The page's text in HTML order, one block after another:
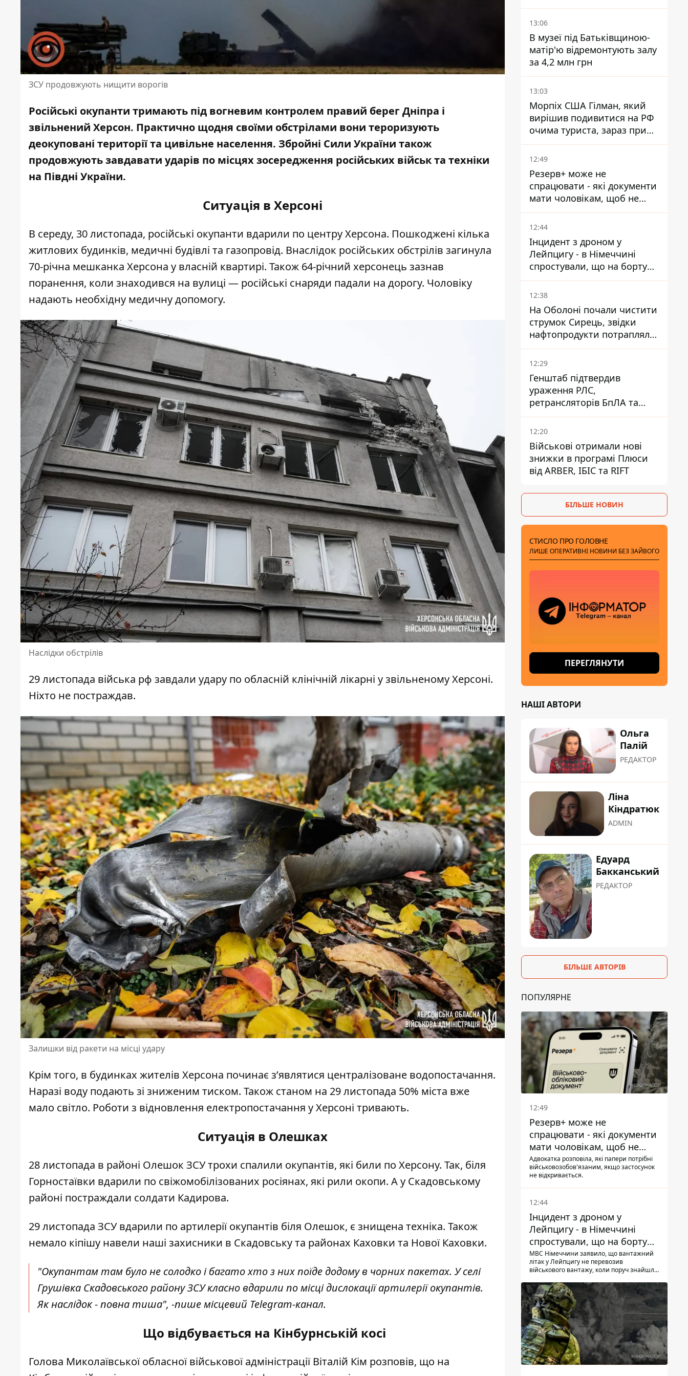
ЗСУ продовжують нищити ворогів
Російські окупанти тримають під вогневим контролем правий берег Дніпра і
звільнений Херсон. Практично щодня своїми обстрілами вони тероризують
деокуповані території та цивільне населення. Збройні Сили України також
продовжують завдавати ударів по місцях зосередження російських військ та техніки
на Півдні України.
Ситуація в Херсоні
В середу, 30 листопада, російські окупанти вдарили по центру Херсона. Пошкоджені кілька
житлових будинків, медичні будівлі та газопровід. Внаслідок російських обстрілів загинула
70-річна мешканка Херсона у власній квартирі. Також 64-річний херсонець зазнав
поранення, коли знаходився на вулиці — російські снаряди падали на дорогу. Чоловіку
надають необхідну медичну допомогу.
Наслідки обстрілів
29 листопада війська рф завдали удару по обласній клінічній лікарні у звільненому Херсоні.
Ніхто не постраждав.
Залишки від ракети на місці удару
Крім того, в будинках жителів Херсона починає з’являтися централізоване водопостачання.
Наразі воду подають зі зниженим тиском. Також станом на 29 листопада 50% міста вже
мало світло. Роботи з відновлення електропостачання у Херсоні тривають.
Ситуація в Олешках
28 листопада в районі Олешок ЗСУ трохи спалили окупантів, які били по Херсону. Так, біля
Горностаївки вдарили по свіжомобілізованих росіянах, які рили окопи. А у Скадовському
районі постраждали солдати Кадирова.
29 листопада ЗСУ вдарили по артилерії окупантів біля Олешок, є знищена техніка. Також
немало кіпішу навели наші захисники в Скадовську та районах Каховки та Нової Каховки.
"Окупантам там було не солодко і багато хто з них поїде додому в чорних пакетах. У селі
Грушівка Скадовського району ЗСУ класно вдарили по місці дислокації артилерії окупантів.
Як наслідок - повна тиша", -пишемісцевий Telegram-канал.
Що відбувається на Кінбурнській косі
Голова Миколаївської обласної військової адміністрації Віталій Кім розповів, що на
військовий
13:06
В музеї під Батьківщиною-
матір'ю відремонтують залу
за 4,2 млн грн
13:03
Морпіх США Гілман, який
вирішив подивитися на РФ
очима туриста, зараз при
смерті у вʼязниці, де його
катували та робили інʼєкції
12:49
Резерв+ може не
спрацювати - які документи
мати чоловікам, щоб не
потрапити до ТЦК
12:44
Інцидент з дроном у
Лейпцигу - в Німеччині
спростували, що на борту
українського літака були
зброя та боєприпаси
12:38
На Оболоні почали чистити
струмок Сирець, звідки
нафтопродукти потрапляли
до озер
12:29
Генштаб підтвердив
ураження РЛС,
ретрансляторів БпЛА та
інших військових об'єктів
РФ у Криму й на півдні
12:20
Військові отримали нові
знижки в програмі Плюси
від ARBER, ІБІС та RIFT
БІЛЬШЕ НОВИН
СТИСЛО ПРО ГОЛОВНЕ
ЛИШЕ ОПЕРАТИВНІ НОВИНИ БЕЗ ЗАЙВОГО
ПЕРЕГЛЯНУТИ
НАШІ АВТОРИ
Ольга
Палій
РЕДАКТОР
Ліна
Кіндратюк
ADMIN
Едуард
Бакканський
РЕДАКТОР
БІЛЬШЕ АВТОРІВ
ПОПУЛЯРНЕ
12:49
Резерв+ може не
спрацювати - які документи
мати чоловікам, щоб не
потрапити до ТЦК
Адвокатка розповіла, які папери потрібні
військовозобов'язаним, якщо застосунок
не відкривається.
12:44
Інцидент з дроном у
Лейпцигу - в Німеччині
спростували, що на борту
українського літака були
зброя та боєприпаси
МВС Німеччини заявило, що вантажний
літак у Лейпцигу не перевозив
військового вантажу, коли поруч знайшли